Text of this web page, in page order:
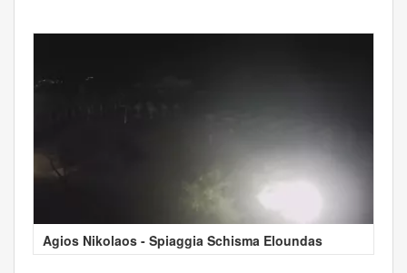
Agios Nikolaos - Spiaggia Schisma Eloundas